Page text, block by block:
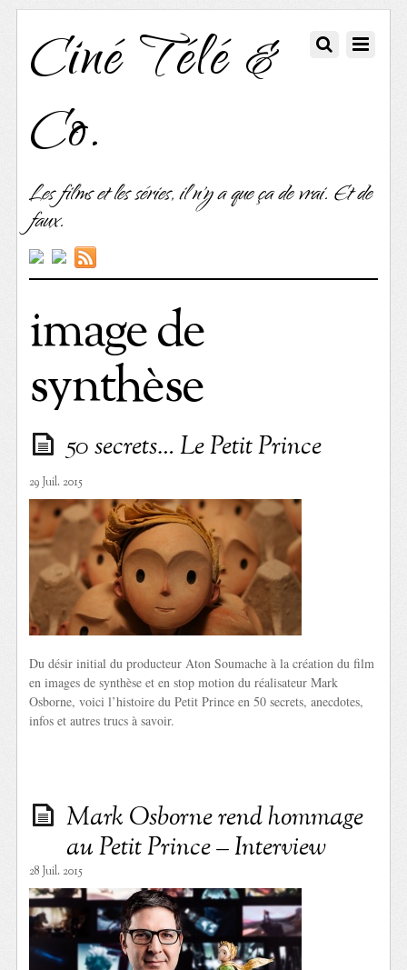
Ciné Télé &
Co.
Les films et les séries, il n'y a que ça de vrai. Et de
faux.
image de
synthèse
50 secrets… Le Petit Prince
29 Juil. 2015
Du désir initial du producteur Aton Soumache à la création du film
en images de synthèse et en stop motion du réalisateur Mark
Osborne, voici l’histoire du Petit Prince en 50 secrets, anecdotes,
infos et autres trucs à savoir.
Mark Osborne rend hommage
au Petit Prince – Interview
28 Juil. 2015